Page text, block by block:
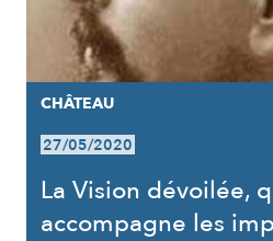
CHÂTEAU
27/05/2020
La Vision dévoilée,
accompagne les